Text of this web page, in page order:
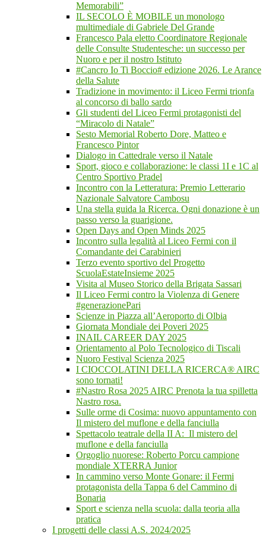
Memorabili”
IL SECOLO È MOBILE un monologo
multimediale di Gabriele Del Grande
Francesco Pala eletto Coordinatore Regionale
delle Consulte Studentesche: un successo per
Nuoro e per il nostro Istituto
#Cancro Io Ti Boccio# edizione 2026. Le Arance
della Salute
Tradizione in movimento: il Liceo Fermi trionfa
al concorso di ballo sardo
Gli studenti del Liceo Fermi protagonisti del
“Miracolo di Natale”
Sesto Memorial Roberto Dore, Matteo e
Francesco Pintor
Dialogo in Cattedrale verso il Natale
Sport, gioco e collaborazione: le classi 1I e 1C al
Centro Sportivo Pradel
Incontro con la Letteratura: Premio Letterario
Nazionale Salvatore Cambosu
Una stella guida la Ricerca. Ogni donazione è un
passo verso la guarigione.
Open Days and Open Minds 2025
Incontro sulla legalità al Liceo Fermi con il
Comandante dei Carabinieri
Terzo evento sportivo del Progetto
ScuolaEstateInsieme 2025
Visita al Museo Storico della Brigata Sassari
Il Liceo Fermi contro la Violenza di Genere
#generazionePari
Scienze in Piazza all’Aeroporto di Olbia
Giornata Mondiale dei Poveri 2025
INAIL CAREER DAY 2025
Orientamento al Polo Tecnologico di Tiscali
Nuoro Festival Scienza 2025
I CIOCCOLATINI DELLA RICERCA® AIRC
sono tornati!
#Nastro Rosa 2025 AIRC Prenota la tua spilletta
Nastro rosa.
Sulle orme di Cosima: nuovo appuntamento con
Il mistero del muflone e della fanciulla
Spettacolo teatrale della II A: Il mistero del
muflone e della fanciulla
Orgoglio nuorese: Roberto Porcu campione
mondiale XTERRA Junior
In cammino verso Monte Gonare: il Fermi
protagonista della Tappa 6 del Cammino di
Bonaria
Sport e scienza nella scuola: dalla teoria alla
pratica
I progetti delle classi A.S. 2024/2025